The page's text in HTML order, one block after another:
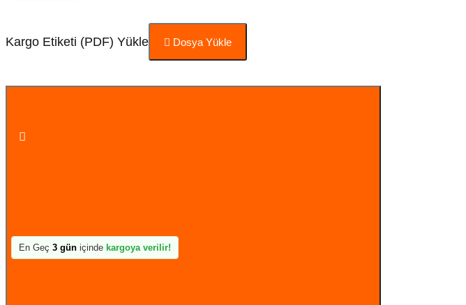
Kargo Etiketi (PDF) Yükle Dosya Yükle
En Geç 3 gün içinde kargoya verilir!